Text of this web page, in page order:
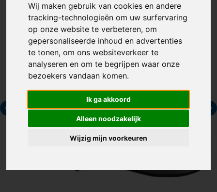
Wij maken gebruik van cookies en andere
tracking-technologieën om uw surfervaring
op onze website te verbeteren, om
gepersonaliseerde inhoud en advertenties
te tonen, om ons websiteverkeer te
analyseren en om te begrijpen waar onze
bezoekers vandaan komen.
Ik ga akkoord
Alleen noodzakelijk
Wijzig mijn voorkeuren